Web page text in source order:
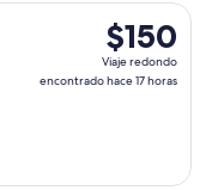
$150
Viaje
redondo,
$150
Viaje redondo
encontrado hace 17 horas
el mié, 14 oct.